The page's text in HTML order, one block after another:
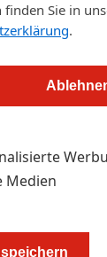
Sie in
.
Medien
zur Ennstal
Rekord-